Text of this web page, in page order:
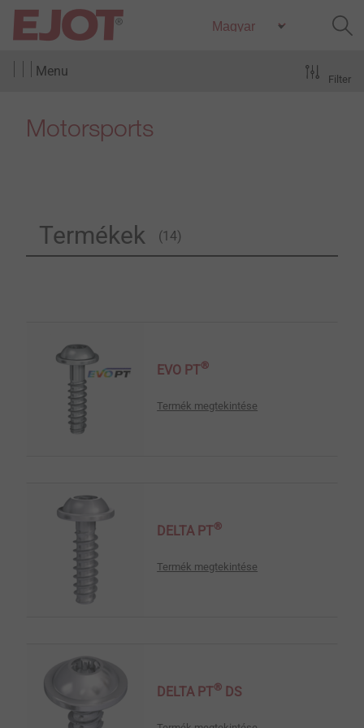
Menu
Motorsports
Termékek (14)
Filter
EVO PT®
Termék megtekintése
DELTA PT®
Termék megtekintése
DELTA PT® DS